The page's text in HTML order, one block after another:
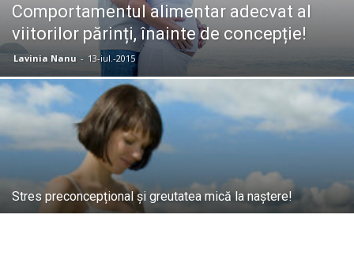
Comportamentul alimentar adecvat al
viitorilor părinți, înainte de concepție!
Lavinia Nanu - 13-iul.-2015
Stres preconcepțional și greutatea mică la naștere!